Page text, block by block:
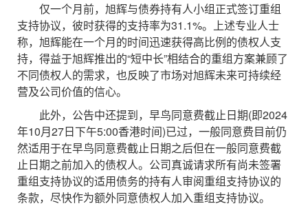
仅一个月前，旭辉与债券持有人小组正式签订重组
支持协议，彼时获得的支持率为31.1%。上述专业人士
称，旭辉能在一个月的时间迅速获得高比例的债权人支
持，得益于旭辉推出的“短中长”相结合的重组方案兼顾了
不同债权人的需求，也反映了市场对旭辉未来可持续经
营及公司价值的信心。
此外，公告中还提到，早鸟同意费截止日期(即2024
年10月27日下午5:00香港时间)已过，一般同意费目前仍
然适用于在早鸟同意费截止日期之后但在一般同意费截
止日期之前加入的债权人。公司真诚请求所有尚未签署
重组支持协议的适用债务的持有人审阅重组支持协议的
条款，尽快作为额外同意债权人加入重组支持协议。